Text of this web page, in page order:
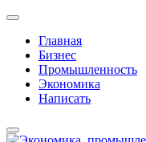
Главная
Бизнес
Промышленность
Экономика
Написать